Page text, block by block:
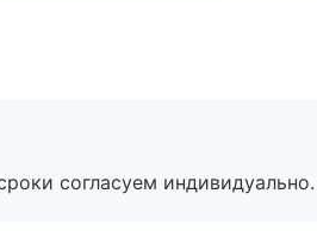
согласуем индивидуально.